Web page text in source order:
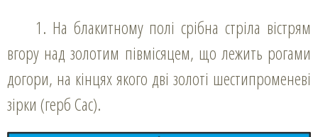
1. На блакитному полі срібна стріла вістрям
вгору над золотим півмісяцем, що лежить рогами
догори, на кінцях якого дві золоті шестипроменеві
зірки (герб Сас).